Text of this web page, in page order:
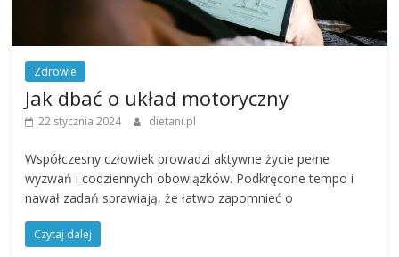
Zdrowie
Jak dbać o układ motoryczny
22 stycznia 2024 dietani.pl
Współczesny człowiek prowadzi aktywne życie pełne
wyzwań i codziennych obowiązków. Podkręcone tempo i
nawał zadań sprawiają, że łatwo zapomnieć o
Czytaj dalej